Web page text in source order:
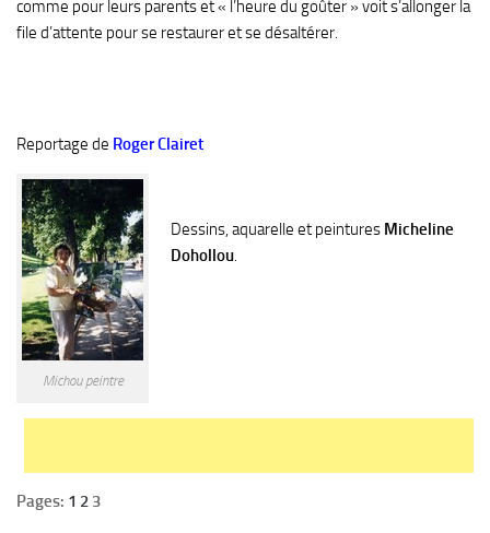
comme pour leurs parents et « l’heure du goûter » voit s’allonger la
file d’attente pour se restaurer et se désaltérer.
Reportage de Roger Clairet
Michou peintre
Dessins, aquarelle et peintures Micheline
Dohollou.
Pages: 1 2 3